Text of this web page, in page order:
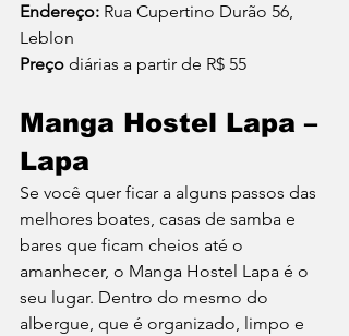
Endereço: Rua Cupertino Durão 56,
Leblon
Preço diárias a partir de R$ 55
Manga Hostel Lapa –
Lapa
Se você quer ficar a alguns passos das
melhores boates, casas de samba e
bares que ficam cheios até o
amanhecer, o Manga Hostel Lapa é o
seu lugar. Dentro do mesmo do
albergue, que é organizado, limpo e